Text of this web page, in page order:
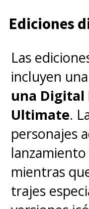
Ediciones
Las
incluyen
una Digital
Ultimate.
personajes
mientras
trajes